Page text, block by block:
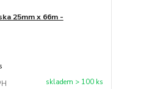
25mm x 66m -
skladem > 100 ks